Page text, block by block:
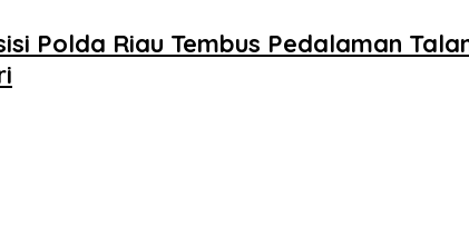
Polda Riau Tembus Pedalaman